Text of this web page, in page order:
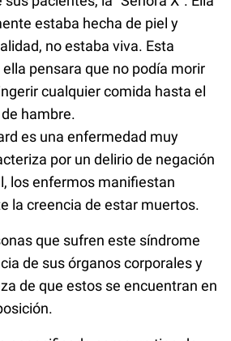
estaba hecha de piel y
no estaba viva. Esta
pensara que no podía morir
cualquier comida hasta el
hambre.
es una enfermedad muy
por un delirio de negación
los enfermos manifiestan
la creencia de estar muertos.
que sufren este síndrome
de sus órganos corporales y
de que estos se encuentran en